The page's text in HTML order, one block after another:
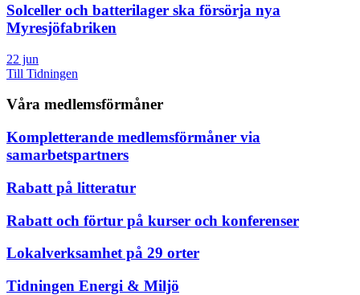
Solceller och batterilager ska försörja nya
Myresjöfabriken
22 jun
Till Tidningen
Våra medlemsförmåner
Kompletterande medlemsförmåner via
samarbetspartners
Rabatt på litteratur
Rabatt och förtur på kurser och konferenser
Lokalverksamhet på 29 orter
Tidningen Energi & Miljö